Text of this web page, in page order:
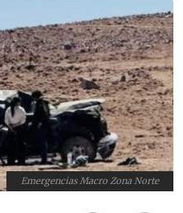
Emergencias Macro Zona Norte